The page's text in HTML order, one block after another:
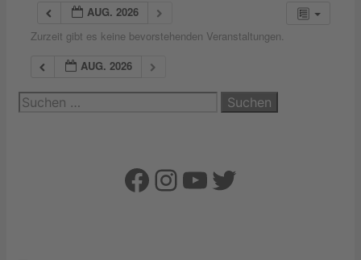
AUG. 2026
Zurzeit gibt es keine bevorstehenden Veranstaltungen.
AUG. 2026
Suchen
nach:
Facebook
Instagram
YouTube
Twitter